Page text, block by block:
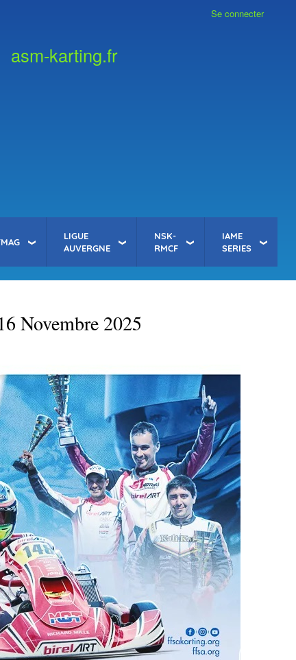
Se connecter
asm-karting.fr
LIGUE
AUVERGNE
NSK-
RMCF
IAME
SERIES
Novembre 2025